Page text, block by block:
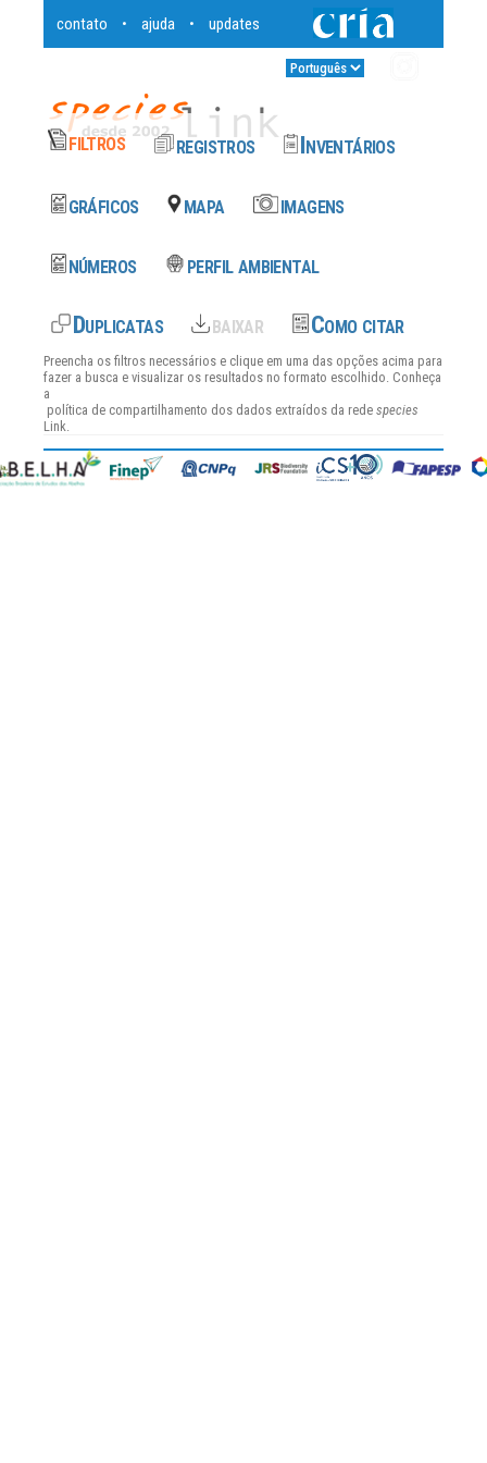
contato • ajuda • updates
Preencha os filtros necessários e clique em uma das opções acima para
fazer a busca e visualizar os resultados no formato escolhido. Conheça
a
política de compartilhamento dos dados extraídos da rede species
Link.